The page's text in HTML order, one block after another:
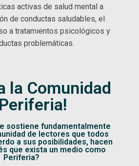
activas de salud mental a
de conductas saludables, el
a tratamientos psicológicos y
problemáticas.
la Comunidad
sostiene fundamentalmente
de lectores que todos
a sus posibilidades, hacen
que exista un medio como
Periferia?